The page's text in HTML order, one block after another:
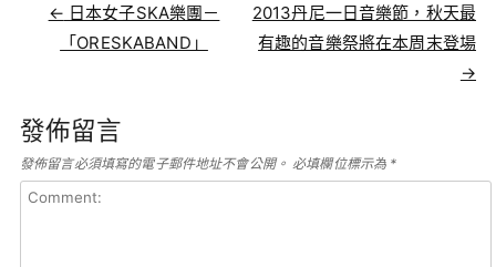
Post navigation
← 日本女子SKA樂團－
「ORESKABAND」
2013丹尼一日音樂節，秋天最
有趣的音樂祭將在本周末登場
→
發佈留言
發佈留言必須填寫的電子郵件地址不會公開。 必填欄位標示為 *